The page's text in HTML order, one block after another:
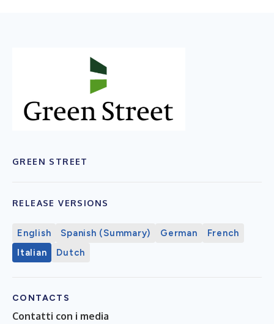
GREEN STREET
RELEASE VERSIONS
English Spanish (Summary) German
French
Italian
Dutch
CONTACTS
Contatti con i media